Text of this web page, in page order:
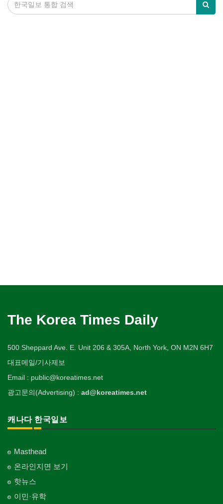
The Korea Times Daily
500 Sheppard Ave. E. Unit 206 & 305A, North York, ON M2N 6H7
대표메일/기사제보
Email : public@koreatimes.net
광고문의(Advertising) : ad@koreatimes.net
캐나다 한국일보
Masthead
온라인지면 보기
핫뉴스
이민·유학